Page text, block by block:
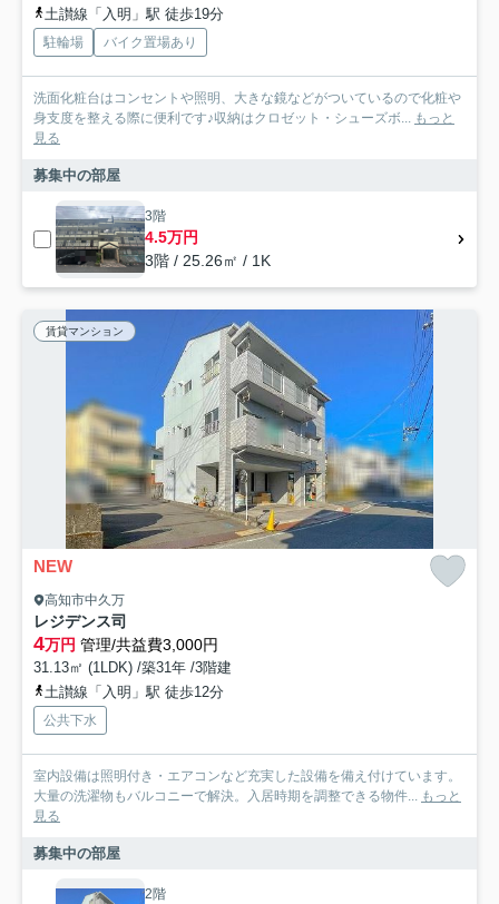
土讃線「入明」駅 徒歩19分
駐輪場 バイク置場あり
洗面化粧台はコンセントや照明、大きな鏡などがついているので化粧や
身支度を整える際に便利です♪収納はクロゼット・シューズボ... もっと
見る
募集中の部屋
3階
4.5万円
3階 / 25.26㎡ / 1K
賃貸マンション
NEW
高知市中久万
レジデンス司
4万円 管理/共益費3,000円
31.13㎡ (1LDK) /築31年 /3階建
土讃線「入明」駅 徒歩12分
公共下水
室内設備は照明付き・エアコンなど充実した設備を備え付けています。
大量の洗濯物もバルコニーで解決。入居時期を調整できる物件... もっと
見る
募集中の部屋
2階